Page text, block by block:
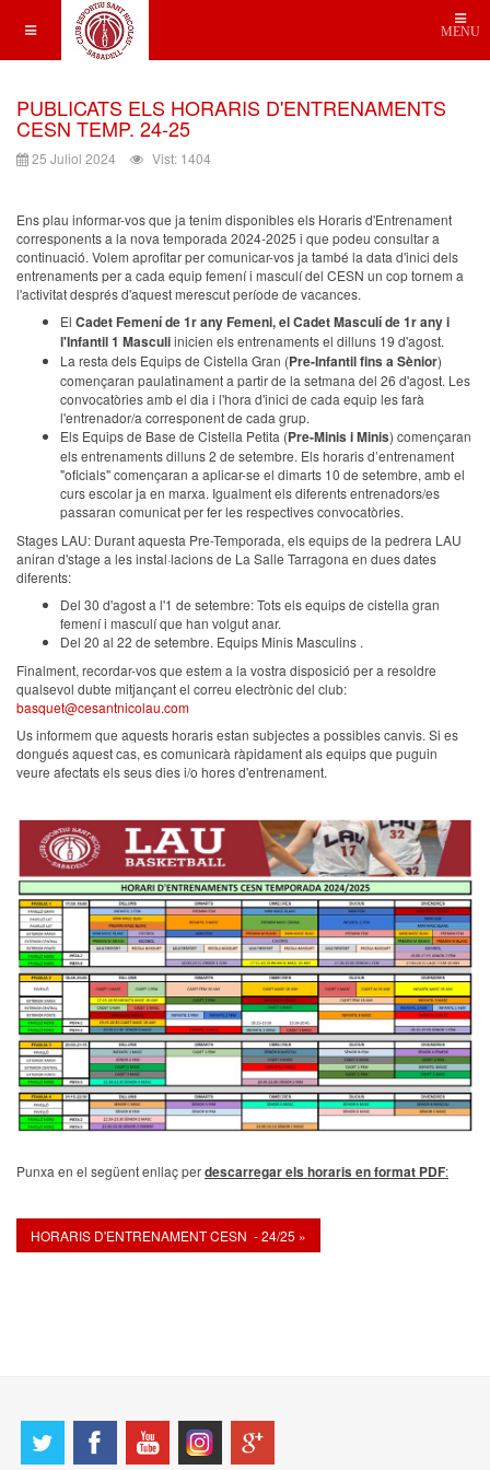
MENU
PUBLICATS ELS HORARIS D'ENTRENAMENTS
CESN TEMP. 24-25
25 Juliol 2024 Vist: 1404
Ens plau informar-vos que ja tenim disponibles els Horaris d'Entrenament
corresponents a la nova temporada 2024-2025 i que podeu consultar a
continuació. Volem aprofitar per comunicar-vos ja també la data d'inici dels
entrenaments per a cada equip femení i masculí del CESN un cop tornem a
l'activitat després d'aquest merescut període de vacances.
El Cadet Femení de 1r any Femeni, el Cadet Masculí de 1r any i
l'Infantil 1 Masculiinicien els entrenaments el dilluns 19 d'agost.
La resta dels Equips de Cistella Gran (Pre-Infantil fins a Sènior)
començaran paulatinament a partir de la setmana del 26 d'agost. Les
convocatòries amb el dia i l'hora d'inici de cada equip les farà
l'entrenador/a corresponent de cada grup.
Els Equips de Base de Cistella Petita (Pre-Minis i Minis) començaran
els entrenaments dilluns 2 de setembre. Els horaris d’entrenament
"oficials" començaran a aplicar-se el dimarts 10 de setembre, amb el
curs escolar ja en marxa. Igualment els diferents entrenadors/es
passaran comunicat per fer les respectives convocatòries.
Stages LAU: Durant aquesta Pre-Temporada, els equips de la pedrera LAU
aniran d'stage a les instal·lacions de La Salle Tarragona en dues dates
diferents:
Del 30 d'agost a l'1 de setembre: Tots els equips de cistella gran
femení i masculí que han volgut anar.
Del 20 al 22 de setembre. Equips Minis Masculins .
Finalment, recordar-vos que estem a la vostra disposició per a resoldre
qualsevol dubte mitjançant el correu electrònic del club:
basquet@cesantnicolau.com
Us informem que aquests horaris estan subjectes a possibles canvis. Si es
dongués aquest cas, es comunicarà ràpidament als equips que puguin
veure afectats els seus dies i/o hores d'entrenament.
Punxa en el següent enllaç perdescarregar els horaris en format PDF:
HORARIS D'ENTRENAMENT CESN - 24/25 »